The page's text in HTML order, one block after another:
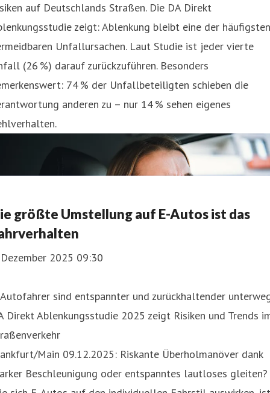
auf Deutschlands Straßen. Die DA Direkt
zeigt: Ablenkung bleibt eine der häufigsten
Unfallursachen. Laut Studie ist jeder vierte
(26 %) darauf zurückzuführen. Besonders
74 % der Unfallbeteiligten schieben die
anderen zu – nur 14 % sehen eigenes
größte Umstellung auf E-Autos ist das
2025 09:30
sind entspannter und zurückhaltender
Direkt Ablenkungsstudie 2025 zeigt Risiken und Trends
Main 09.12.2025: Riskante Überholmanöver dank
Beschleunigung oder entspanntes lautloses gleiten?